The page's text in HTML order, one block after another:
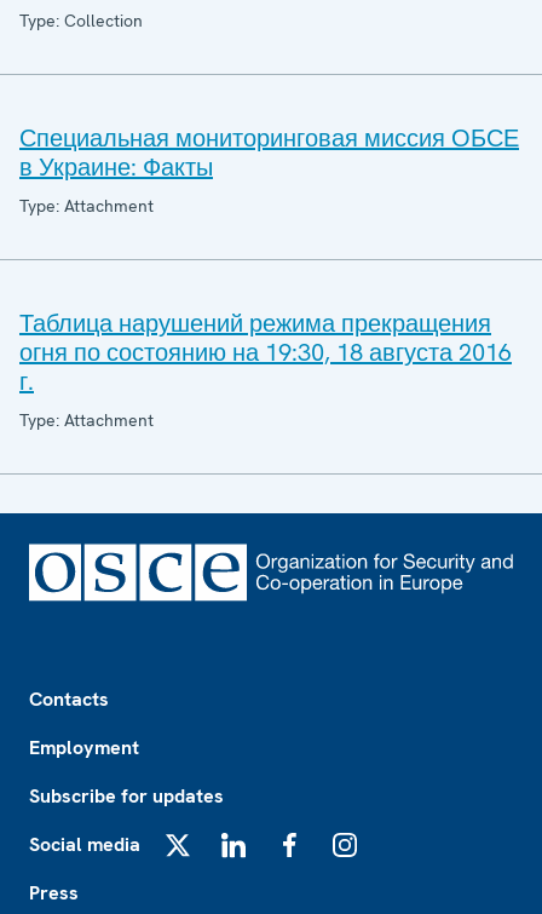
Type: Collection
Специальная мониторинговая миссия ОБСЕ
в Украине: Факты
Type: Attachment
Таблица нарушений режима прекращения
огня по состоянию на 19:30, 18 августа 2016
г.
Type: Attachment
Contacts
Employment
Subscribe for updates
Social media
Press